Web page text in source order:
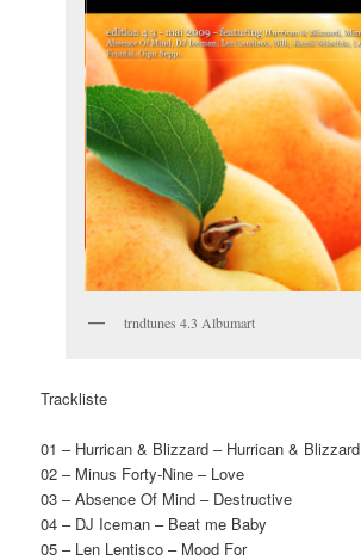
trndtunes 4.3 Albumart
Trackliste
01 – Hurrican & Blizzard – Hurrican & Blizzard
02 – Minus Forty-Nine – Love
03 – Absence Of Mind – Destructive
04 – DJ Iceman – Beat me Baby
05 – Len Lentisco – Mood For